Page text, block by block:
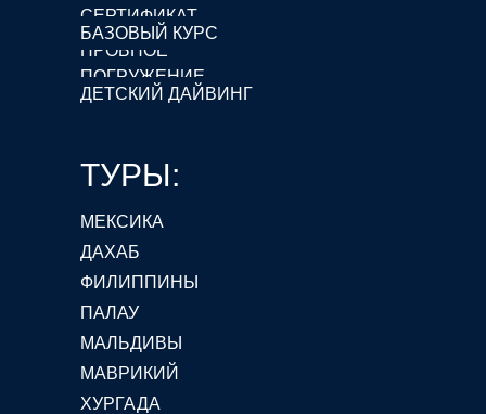
МЕКСИКА
ДАХАБ
ФИЛИППИНЫ
ПАЛАУ
МАЛЬДИВЫ
МАВРИКИЙ
ХУРГАДА
ТУРЫ:
СЕРТИФИКАТ
БАЗОВЫЙ КУРС
ПРОБНОЕ
ПОГРУЖЕНИЕ
ДЕТСКИЙ ДАЙВИНГ